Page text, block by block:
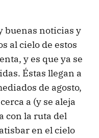
buenas noticias y
al cielo de estos
y es que ya se
Éstas llegan a
de agosto,
a (y se aleja
con la ruta del
en el cielo